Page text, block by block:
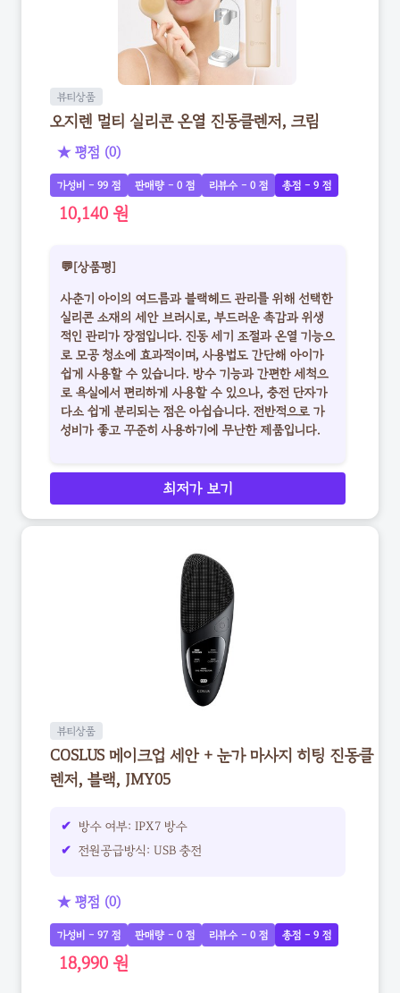
뷰티상품
오지렌 멀티 실리콘 온열 진동클렌저, 크림
★ 평점 (0)
가성비 - 99 점 판매량 - 0 점 리뷰수 - 0 점 총점 - 9 점
10,140 원
💬[상품평]
사춘기 아이의 여드름과 블랙헤드 관리를 위해 선택한
실리콘 소재의 세안 브러시로, 부드러운 촉감과 위생
적인 관리가 장점입니다. 진동 세기 조절과 온열 기능으
로 모공 청소에 효과적이며, 사용법도 간단해 아이가
쉽게 사용할 수 있습니다. 방수 기능과 간편한 세척으
로 욕실에서 편리하게 사용할 수 있으나, 충전 단자가
다소 쉽게 분리되는 점은 아쉽습니다. 전반적으로 가
성비가 좋고 꾸준히 사용하기에 무난한 제품입니다.
최저가 보기
뷰티상품
COSLUS 메이크업 세안 + 눈가 마사지 히팅 진동클
렌저, 블랙, JMY05
방수 여부: IPX7 방수
전원공급방식: USB 충전
★ 평점 (0)
가성비 - 97 점 판매량 - 0 점 리뷰수 - 0 점 총점 - 9 점
18,990 원